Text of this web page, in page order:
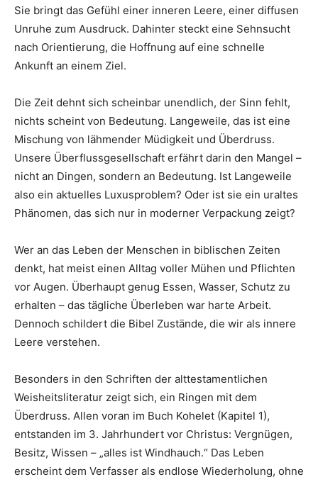
Sie bringt das Gefühl einer inneren Leere, einer diffusen
Unruhe zum Ausdruck. Dahinter steckt eine Sehnsucht
nach Orientierung, die Hoffnung auf eine schnelle
Ankunft an einem Ziel.
Die Zeit dehnt sich scheinbar unendlich, der Sinn fehlt,
nichts scheint von Bedeutung. Langeweile, das ist eine
Mischung von lähmender Müdigkeit und Überdruss.
Unsere Überflussgesellschaft erfährt darin den Mangel –
nicht an Dingen, sondern an Bedeutung. Ist Langeweile
also ein aktuelles Luxusproblem? Oder ist sie ein uraltes
Phänomen, das sich nur in moderner Verpackung zeigt?
Wer an das Leben der Menschen in biblischen Zeiten
denkt, hat meist einen Alltag voller Mühen und Pflichten
vor Augen. Überhaupt genug Essen, Wasser, Schutz zu
erhalten – das tägliche Überleben war harte Arbeit.
Dennoch schildert die Bibel Zustände, die wir als innere
Leere verstehen.
Besonders in den Schriften der alttestamentlichen
Weisheitsliteratur zeigt sich, ein Ringen mit dem
Überdruss. Allen voran im Buch Kohelet (Kapitel 1),
entstanden im 3. Jahrhundert vor Christus: Vergnügen,
Besitz, Wissen – „alles ist Windhauch.“ Das Leben
erscheint dem Verfasser als endlose Wiederholung, ohne